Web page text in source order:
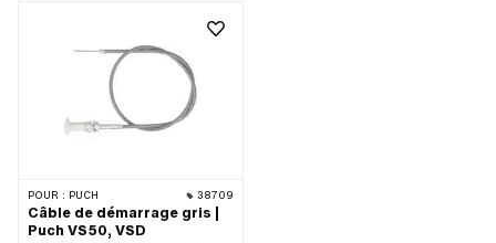
Forme du mamelon: ampoules
POUR : PUCH 38709
Câble de démarrage gris |
Puch VS50, VSD